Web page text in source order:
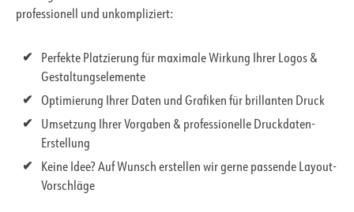
professionell und unkompliziert:
Perfekte Platzierung für maximale Wirkung Ihrer Logos &
Gestaltungselemente
Optimierung Ihrer Daten und Grafiken für brillanten Druck
Umsetzung Ihrer Vorgaben & professionelle Druckdaten-
Erstellung
Keine Idee? Auf Wunsch erstellen wir gerne passende Layout-
Vorschläge